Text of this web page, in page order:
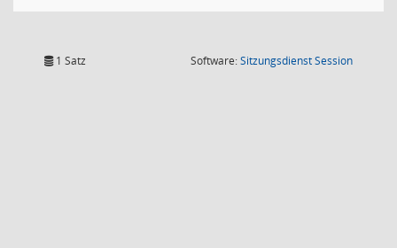
1 Satz Software:SitzungsdienstSession(Wird in